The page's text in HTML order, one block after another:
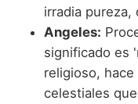
irradia pureza,
Angeles:
significado es
religioso,
celestiales